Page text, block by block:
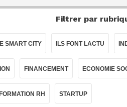
Filtrer par
SMART CITY ILS FONT LACTU
FINANCEMENT ECONOMIE
RH STARTUP